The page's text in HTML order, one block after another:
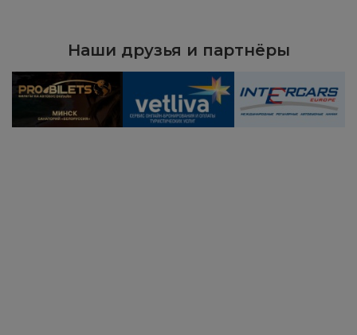
Наши друзья и партнёры